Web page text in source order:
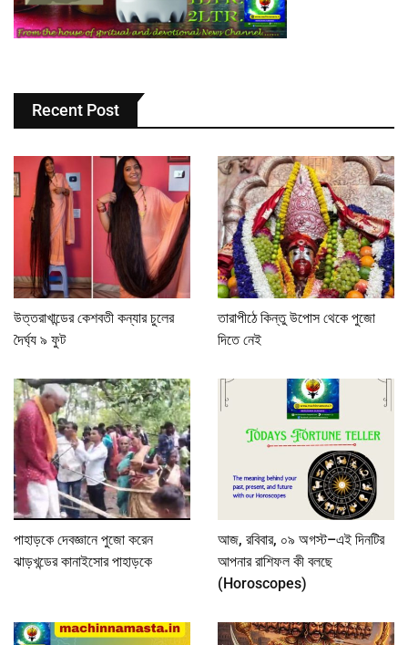
Recent Post
উত্তরাখান্ডের কেশবতী কন্যার চুলের
দৈর্ঘ্য ৯ ফুট
তারাপীঠে কিন্তু উপোস থেকে পুজো
দিতে নেই
পাহাড়কে দেবজ্ঞানে পুজো করেন
ঝাড়খন্ডের কানাইসোর পাহাড়কে
আজ, রবিবার, ০৯ অগস্ট–এই দিনটির
আপনার রাশিফল কী বলছে
(Horoscopes)